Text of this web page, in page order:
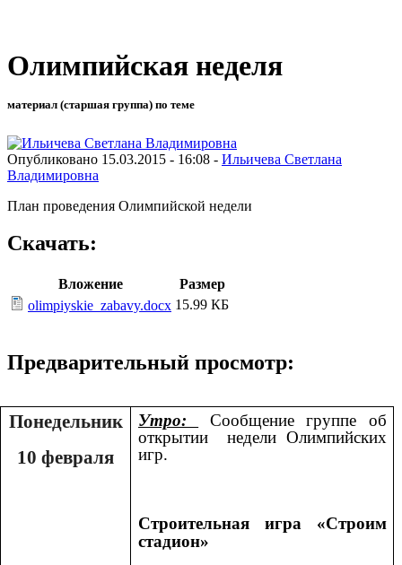
Олимпийская неделя
материал (старшая группа) по теме
Опубликовано 15.03.2015 - 16:08 - Ильичева Светлана
Владимировна
План проведения Олимпийской недели
Скачать:
Вложение
Размер
olimpiyskie_zabavy.docx 15.99 КБ
Предварительный просмотр:
Понедельник
10 февраля
Утро:
Сообщение группе об
открытии недели Олимпийских
игр.
Строительная игра «Строим
стадион»